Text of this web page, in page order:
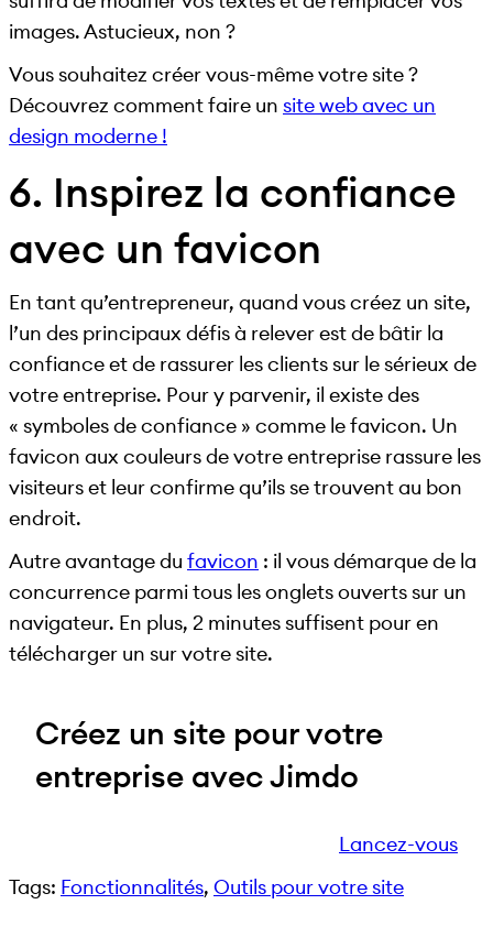
images. Astucieux, non ?
Vous souhaitez créer vous-même votre site ?
Découvrez comment faire un site web avec un
design moderne !
6. Inspirez la confiance
avec un favicon
En tant qu’entrepreneur, quand vous créez un site,
l’un des principaux défis à relever est de bâtir la
confiance et de rassurer les clients sur le sérieux de
votre entreprise. Pour y parvenir, il existe des
« symboles de confiance » comme le favicon. Un
favicon aux couleurs de votre entreprise rassure les
visiteurs et leur confirme qu’ils se trouvent au bon
endroit.
Autre avantage du favicon : il vous démarque de la
concurrence parmi tous les onglets ouverts sur un
navigateur. En plus, 2 minutes suffisent pour en
télécharger un sur votre site.
Créez un site pour votre
entreprise avec Jimdo
Lancez-vous
Tags: Fonctionnalités, Outils pour votre site